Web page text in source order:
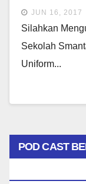
JUN 16, 2017
Silahkan
Sekolah
Uniform...
POD CAST